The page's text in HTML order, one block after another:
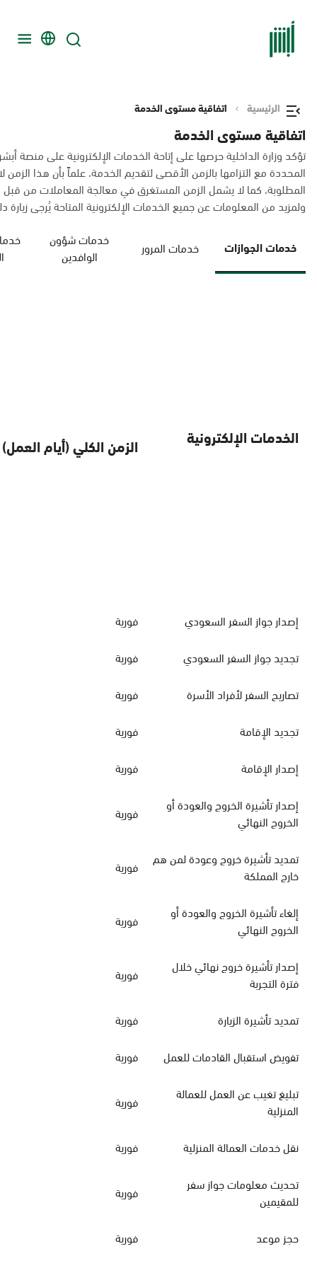
الرئيسية اتفاقية مستوى الخدمة
اتفاقية مستوى الخدمة
تؤكد وزارة الداخلية حرصها على إتاحة الخدمات الإلكترونية على منصة
المحددة مع التزامها بالزمن الأقصى لتقديم الخدمة، علماً بأن هذا
المطلوبة، كما لا يشمل الزمن المستغرق في معالجة المعاملات من
ولمزيد من المعلومات عن جميع الخدمات الإلكترونية المتاحة يُرجى زيارة
خدمات الجوازات خدمات المرور
خدمات شؤون
الوافدين
الخدمات الإلكترونية الزمن الكلي (أيام العمل)
إصدار جواز السفر السعودي
فورية
تجديد جواز السفر السعودي
فورية
تصاريح السفر لأفراد الأسرة
فورية
تجديد الإقامة
فورية
إصدار الإقامة
فورية
إصدار تأشيرة الخروج والعودة أو
الخروج النهائي
فورية
تمديد تأشيرة خروج وعودة لمن هم
خارج المملكة
فورية
إلغاء تأشيرة الخروج والعودة أو
الخروج النهائي
فورية
إصدار تأشيرة خروج نهائي خلال
فترة التجربة
فورية
تمديد تأشيرة الزيارة
فورية
تفويض استقبال القادمات للعمل
فورية
تبليغ تغيب عن العمل للعمالة
المنزلية
فورية
نقل خدمات العمالة المنزلية
فورية
تحديث معلومات جواز سفر
للمقيمين
فورية
حجز موعد
فورية